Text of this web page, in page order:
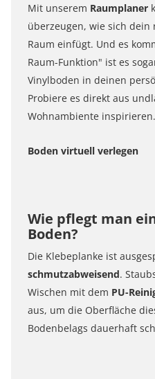
Mit unserem Raumplaner
überzeugen, wie sich
Raum einfügt. Und es
Raum-Funktion" ist es
Vinylboden in deinen
Probiere es direkt aus
Wohnambiente inspirieren.
Boden virtuell verlegen
Wie pflegt man
Boden?
Die Klebeplanke ist
schmutzabweisend.
Wischen mit dem PU-
aus, um die Oberfläche
Bodenbelags dauerhaft